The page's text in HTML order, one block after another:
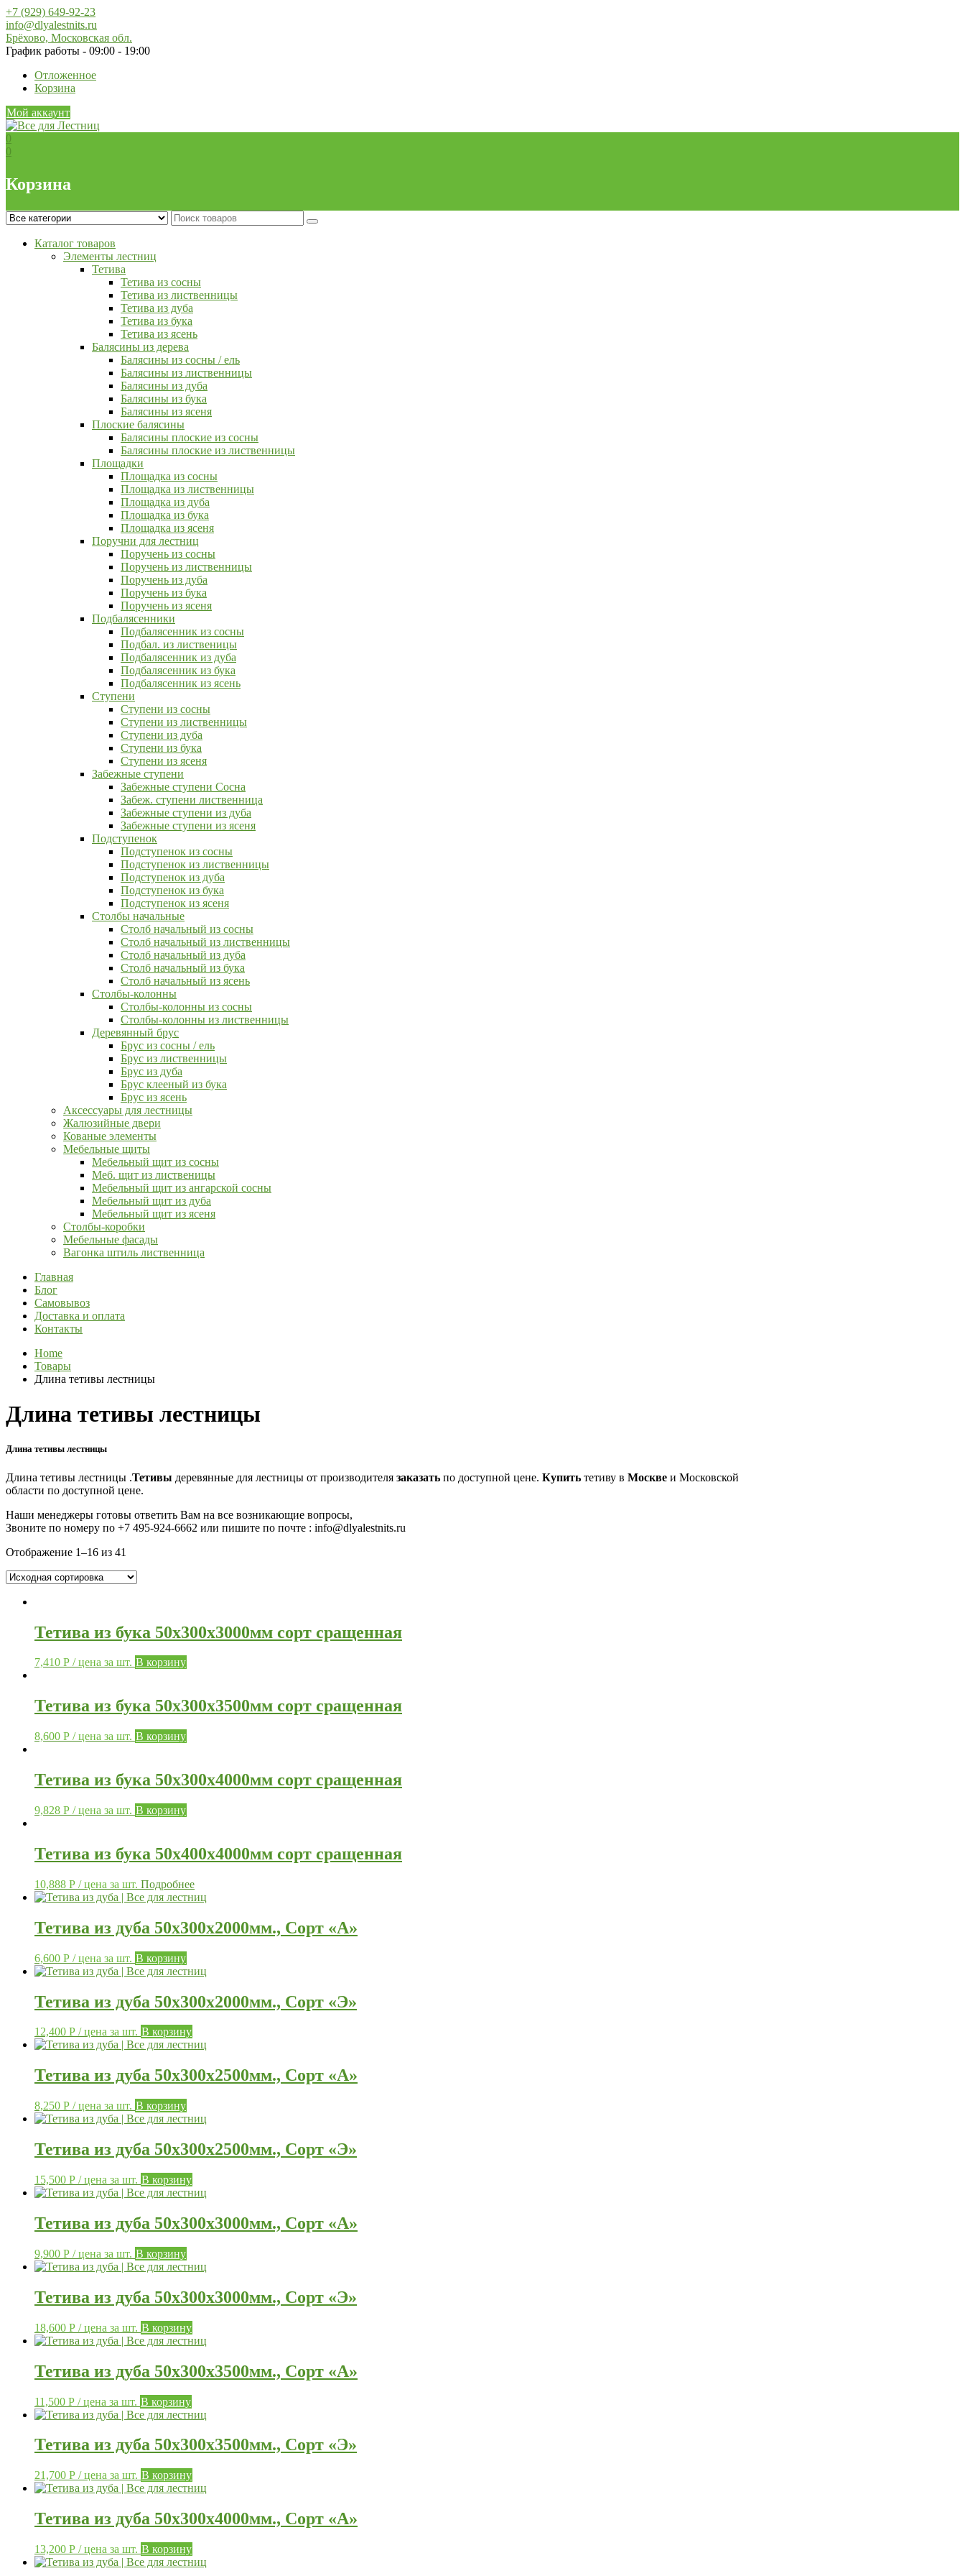
Skip
to
content
+7 (929) 649-92-23
info@dlyalestnits.ru
Брёхово, Московская обл.
График работы - 09:00 - 19:00
Отложенное
Корзина
Мой аккаунт
0
0
Корзина
Каталог товаров
Элементы лестниц
Тетива
Тетива из сосны
Тетива из лиственницы
Тетива из дуба
Тетива из бука
Тетива из ясень
Балясины из дерева
Балясины из сосны / ель
Балясины из лиственницы
Балясины из дуба
Балясины из бука
Балясины из ясеня
Плоские балясины
Балясины плоские из сосны
Балясины плоские из лиственницы
Площадки
Площадка из сосны
Площадка из лиственницы
Площадка из дуба
Площадка из бука
Площадка из ясеня
Поручни для лестниц
Поручень из сосны
Поручень из лиственницы
Поручень из дуба
Поручень из бука
Поручень из ясеня
Подбалясенники
Подбалясенник из сосны
Подбал. из лиственицы
Подбалясенник из дуба
Подбалясенник из бука
Подбалясенник из ясень
Ступени
Ступени из сосны
Ступени из лиственницы
Ступени из дуба
Ступени из бука
Ступени из ясеня
Забежные ступени
Забежные ступени Сосна
Забеж. ступени лиственница
Забежные ступени из дуба
Забежные ступени из ясеня
Подступенок
Подступенок из сосны
Подступенок из лиственницы
Подступенок из дуба
Подступенок из бука
Подступенок из ясеня
Столбы начальные
Столб начальный из сосны
Столб начальный из лиственницы
Столб начальный из дуба
Столб начальный из бука
Столб начальный из ясень
Столбы-колонны
Столбы-колонны из сосны
Столбы-колонны из лиственницы
Деревянный брус
Брус из сосны / ель
Брус из лиственницы
Брус из дуба
Брус клееный из бука
Брус из ясень
Аксессуары для лестницы
Жалюзийные двери
Кованые элементы
Мебельные щиты
Мебельный щит из сосны
Меб. щит из лиственицы
Мебельный щит из ангарской сосны
Мебельный щит из дуба
Мебельный щит из ясеня
Столбы-коробки
Мебельные фасады
Вагонка штиль лиственница
Главная
Блог
Самовывоз
Доставка и оплата
Контакты
Home
Товары
Длина тетивы лестницы
Длина тетивы лестницы
Длина тетивы лестницы
Длина тетивы лестницы .Тетивы деревянные для лестницы от производителя заказать по доступной цене. Купить тетиву в Москве и Московской
области по доступной цене.
Наши менеджеры готовы ответить Вам на все возникающие вопросы,
Звоните по номеру по +7 495-924-6662 или пишите по почте : info@dlyalestnits.ru
Отображение 1–16 из 41
Тетива из бука 50х300х3000мм сорт сращенная
7,410 Р / цена за шт. В корзину
Тетива из бука 50х300х3500мм сорт сращенная
8,600 Р / цена за шт. В корзину
Тетива из бука 50х300х4000мм сорт сращенная
9,828 Р / цена за шт. В корзину
Тетива из бука 50х400х4000мм сорт сращенная
10,888 Р / цена за шт. Подробнее
Тетива из дуба 50х300х2000мм., Сорт «А»
6,600 Р / цена за шт. В корзину
Тетива из дуба 50х300х2000мм., Сорт «Э»
12,400 Р / цена за шт. В корзину
Тетива из дуба 50х300х2500мм., Сорт «А»
8,250 Р / цена за шт. В корзину
Тетива из дуба 50х300х2500мм., Сорт «Э»
15,500 Р / цена за шт. В корзину
Тетива из дуба 50х300х3000мм., Сорт «А»
9,900 Р / цена за шт. В корзину
Тетива из дуба 50х300х3000мм., Сорт «Э»
18,600 Р / цена за шт. В корзину
Тетива из дуба 50х300х3500мм., Сорт «А»
11,500 Р / цена за шт. В корзину
Тетива из дуба 50х300х3500мм., Сорт «Э»
21,700 Р / цена за шт. В корзину
Тетива из дуба 50х300х4000мм., Сорт «А»
13,200 Р / цена за шт. В корзину